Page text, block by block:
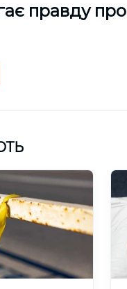
правду про